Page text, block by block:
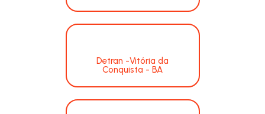
Detran -Vitória da
Conquista - BA